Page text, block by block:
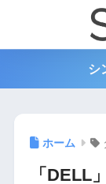
シ
ホーム
「DELL